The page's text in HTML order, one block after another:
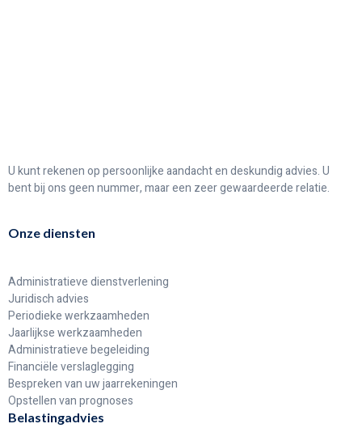
U kunt rekenen op persoonlijke aandacht en deskundig advies. U
bent bij ons geen nummer, maar een zeer gewaardeerde relatie.
Onze diensten
Administratieve dienstverlening
Juridisch advies
Periodieke werkzaamheden
Jaarlijkse werkzaamheden
Administratieve begeleiding
Financiële verslaglegging
Bespreken van uw jaarrekeningen
Opstellen van prognoses
Belastingadvies